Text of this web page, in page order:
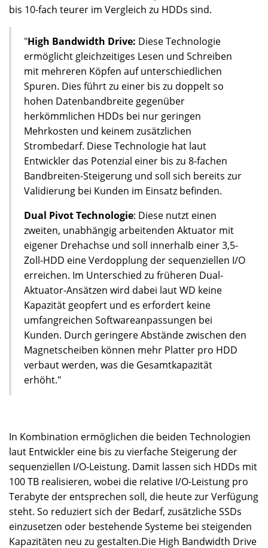
bis 10-fach teurer im Vergleich zu HDDs sind.
"High Bandwidth Drive: Diese Technologie
ermöglicht gleichzeitiges Lesen und Schreiben
mit mehreren Köpfen auf unterschiedlichen
Spuren. Dies führt zu einer bis zu doppelt so
hohen Datenbandbreite gegenüber
herkömmlichen HDDs bei nur geringen
Mehrkosten und keinem zusätzlichen
Strombedarf. Diese Technologie hat laut
Entwickler das Potenzial einer bis zu 8-fachen
Bandbreiten-Steigerung und soll sich bereits zur
Validierung bei Kunden im Einsatz befinden.
Dual Pivot Technologie: Diese nutzt einen
zweiten, unabhängig arbeitenden Aktuator mit
eigener Drehachse und soll innerhalb einer 3,5-
Zoll-HDD eine Verdopplung der sequenziellen I/O
erreichen. Im Unterschied zu früheren Dual-
Aktuator-Ansätzen wird dabei laut WD keine
Kapazität geopfert und es erfordert keine
umfangreichen Softwareanpassungen bei
Kunden. Durch geringere Abstände zwischen den
Magnetscheiben können mehr Platter pro HDD
verbaut werden, was die Gesamtkapazität
erhöht."
In Kombination ermöglichen die beiden Technologien
laut Entwickler eine bis zu vierfache Steigerung der
sequenziellen I/O-Leistung. Damit lassen sich HDDs mit
100 TB realisieren, wobei die relative I/O-Leistung pro
Terabyte der entsprechen soll, die heute zur Verfügung
steht. So reduziert sich der Bedarf, zusätzliche SSDs
einzusetzen oder bestehende Systeme bei steigenden
Kapazitäten neu zu gestalten.Die High Bandwidth Drive